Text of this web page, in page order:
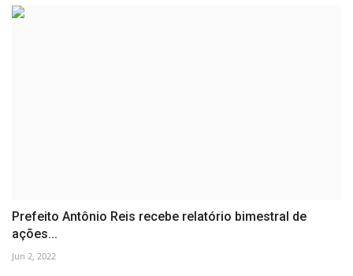
Prefeito Antônio Reis recebe relatório bimestral de
ações...
Jun 2, 2022